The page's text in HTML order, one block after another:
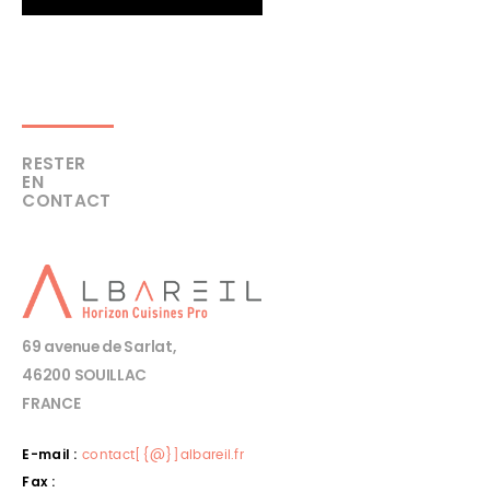
RESTER
EN
CONTACT
69 avenue de Sarlat,
46200 SOUILLAC
FRANCE
E-mail : contact[{@}]albareil.fr
Fax :